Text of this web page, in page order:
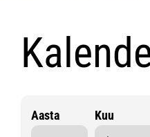
Aasta Kuu